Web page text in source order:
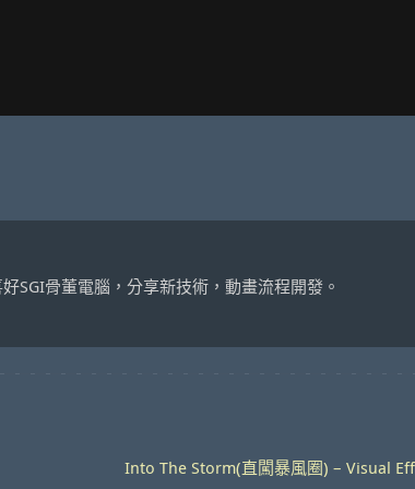
SGI骨董電腦，分享新技術，動畫流程開發。
Into The Storm(直闖暴風圈) – Visual